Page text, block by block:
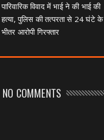
पारिवारिक विवाद में भाई ने की भाई की
हत्या, पुलिस की तत्परता से 24 घंटे के
भीतर आरोपी गिरफ्तार
NO COMMENTS